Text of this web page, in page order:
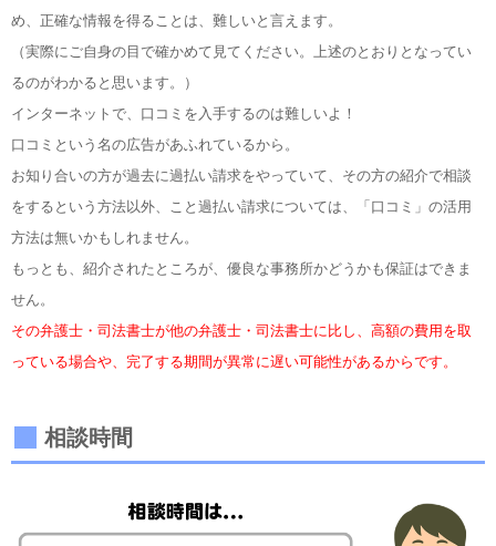
め、正確な情報を得ることは、難しいと言えます。
（実際にご自身の目で確かめて見てください。上述のとおりとなってい
るのがわかると思います。）
インターネットで、口コミを入手するのは難しいよ！
口コミという名の広告があふれているから。
お知り合いの方が過去に過払い請求をやっていて、その方の紹介で相談
をするという方法以外、こと過払い請求については、「口コミ」の活用
方法は無いかもしれません。
もっとも、紹介されたところが、優良な事務所かどうかも保証はできま
せん。
その弁護士・司法書士が他の弁護士・司法書士に比し、高額の費用を取
っている場合や、完了する期間が異常に遅い可能性があるからです。
相談時間